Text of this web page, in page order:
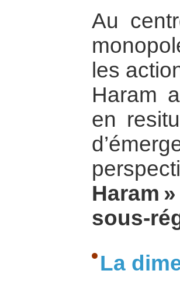
Au
les
Haram
en
Haram
sous-
La